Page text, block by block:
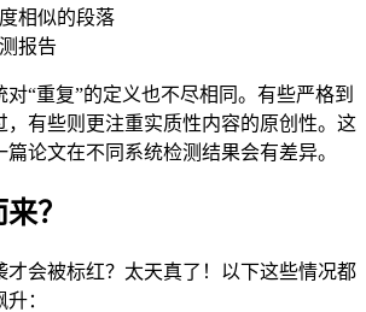
相似的段落
报告
“重复”的定义也不尽相同。有些严格到
，有些则更注重实质性内容的原创性。这
论文在不同系统检测结果会有差异。
？
才会被标红？太天真了！以下这些情况都
：